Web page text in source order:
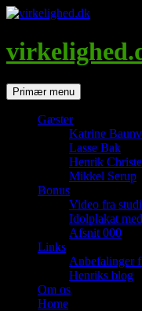
Hop
indhold
SøgPrimær menu
Gæster
Katrine
Lasse Bak
Henrik
Mikkel Serup
Bonus
Video fra
Idolplakat
Afsnit 000
Links
Anbefalinger
Henriks blog
Om os
Home